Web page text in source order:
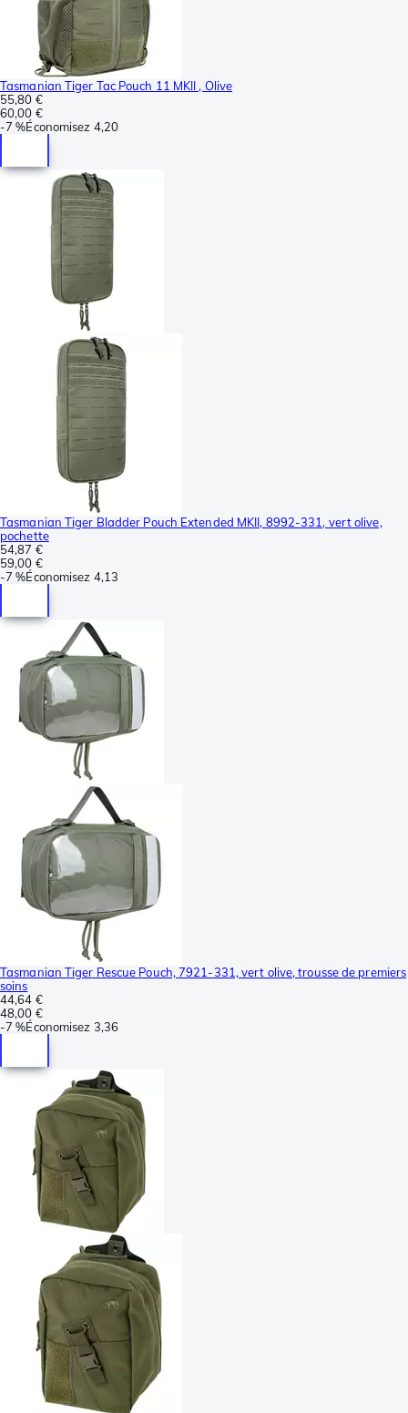
Tasmanian Tiger Tac Pouch 11 MKII , Olive
55,80 €
60,00 €
-7 %Économisez 4,20
Tasmanian Tiger Bladder Pouch Extended MKII, 8992-331, vert olive,
pochette
54,87 €
59,00 €
-7 %Économisez 4,13
Tasmanian Tiger Rescue Pouch, 7921-331, vert olive, trousse de premiers
soins
44,64 €
48,00 €
-7 %Économisez 3,36